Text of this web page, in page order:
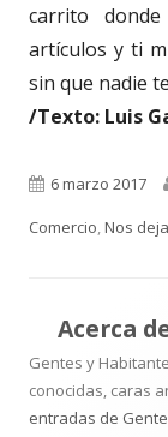
carrito
artículos y ti
sin que nadie
/Texto: Luis
Publicado
el
6 marzo 2017
Comercio,Nos
Acerca
Gentes y
conocidas, caras
entradas de